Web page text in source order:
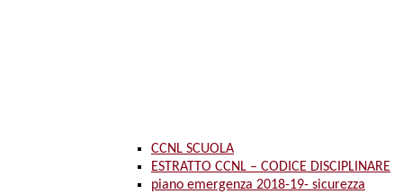
CCNL SCUOLA
ESTRATTO CCNL – CODICE DISCIPLINARE
piano emergenza 2018-19- sicurezza